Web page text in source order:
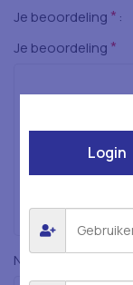
Je beoordeling *
Je beoordeling *
Naam *
Login